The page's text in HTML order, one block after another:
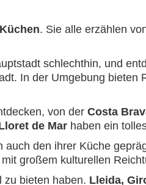
. Sie alle erzählen
schlechthin, und
In der Umgebung bieten
von der Costa
de Mar haben ein
den ihrer Küche
großem kulturellen
zu bieten haben. Lleida,